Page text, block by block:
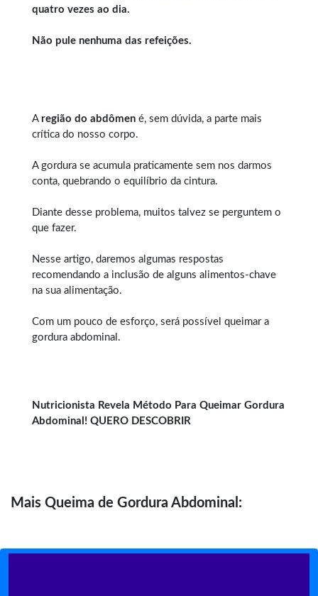
quatro vezes ao dia.
Não pule nenhuma das refeições.
A região do abdômen é, sem dúvida, a parte mais
crítica do nosso corpo.
A gordura se acumula praticamente sem nos darmos
conta, quebrando o equilíbrio da cintura.
Diante desse problema, muitos talvez se perguntem o
que fazer.
Nesse artigo, daremos algumas respostas
recomendando a inclusão de alguns alimentos-chave
na sua alimentação.
Com um pouco de esforço, será possível queimar a
gordura abdominal.
Nutricionista Revela Método Para Queimar Gordura
Abdominal! QUERO DESCOBRIR
Mais Queima de Gordura Abdominal: